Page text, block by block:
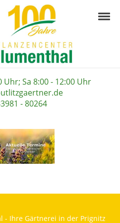
Pflanzencenter
Ihre Gärtnerei in der Prignitz
Uhr; Sa 8:00 - 12:00 Uhr
- 80264
- Ihre Gärtnerei in der Prignitz